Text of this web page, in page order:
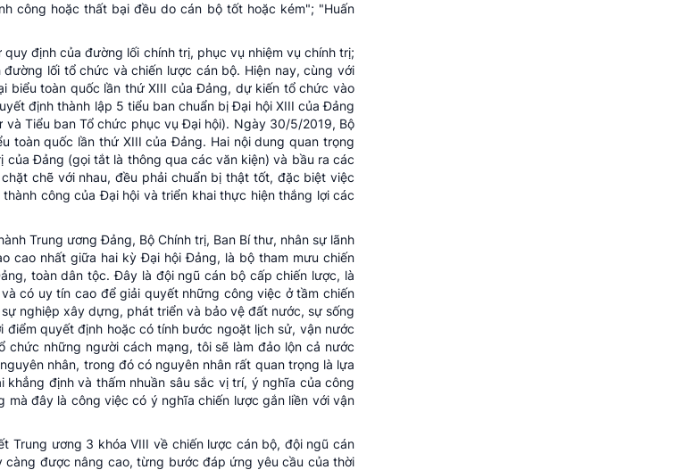
công hoặc thất bại đều do cán bộ tốt hoặc kém"; "Huấn
định của đường lối chính trị, phục vụ nhiệm vụ chính trị;
lối tổ chức và chiến lược cán bộ. Hiện nay, cùng với
biểu toàn quốc lần thứ XIII của Đảng, dự kiến tổ chức vào
định thành lập 5 tiểu ban chuẩn bị Đại hội XIII của Đảng
và Tiểu ban Tổ chức phục vụ Đại hội). Ngày 30/5/2019, Bộ
toàn quốc lần thứ XIII của Đảng. Hai nội dung quan trọng
Đảng (gọi tắt là thông qua các văn kiện) và bầu ra các
chẽ với nhau, đều phải chuẩn bị thật tốt, đặc biệt việc
công của Đại hội và triển khai thực hiện thắng lợi các
Trung ương Đảng, Bộ Chính trị, Ban Bí thư, nhân sự lãnh
cao nhất giữa hai kỳ Đại hội Đảng, là bộ tham mưu chiến
toàn dân tộc. Đây là đội ngũ cán bộ cấp chiến lược, là
có uy tín cao để giải quyết những công việc ở tầm chiến
nghiệp xây dựng, phát triển và bảo vệ đất nước, sự sống
quyết định hoặc có tính bước ngoặt lịch sử, vận nước
những người cách mạng, tôi sẽ làm đảo lộn cả nước
nhân, trong đó có nguyên nhân rất quan trọng là lựa
định và thấm nhuần sâu sắc vị trí, ý nghĩa của công
đây là công việc có ý nghĩa chiến lược gắn liền với vận
Trung ương 3 khóa VIII về chiến lược cán bộ, đội ngũ cán
được nâng cao, từng bước đáp ứng yêu cầu của thời